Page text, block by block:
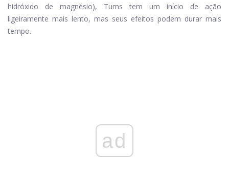
hidróxido de magnésio), Tums tem um início de ação
ligeiramente mais lento, mas seus efeitos podem durar mais
tempo.
ad